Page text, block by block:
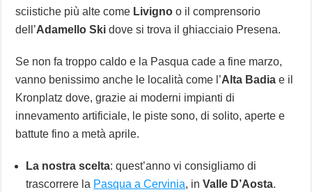
sciistiche più alte come Livigno o il comprensorio
dell’Adamello Ski dove si trova il ghiacciaio Presena.
Se non fa troppo caldo e la Pasqua cade a fine marzo,
vanno benissimo anche le località come l’Alta Badia e il
Kronplatz dove, grazie ai moderni impianti di
innevamento artificiale, le piste sono, di solito, aperte e
battute fino a metà aprile.
La nostra scelta: quest’anno vi consigliamo di
trascorrere la Pasqua a Cervinia, inValle D’Aosta.